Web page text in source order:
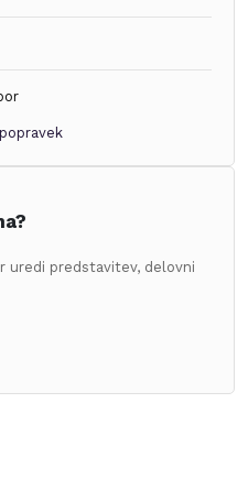
uredi predstavitev, delovni